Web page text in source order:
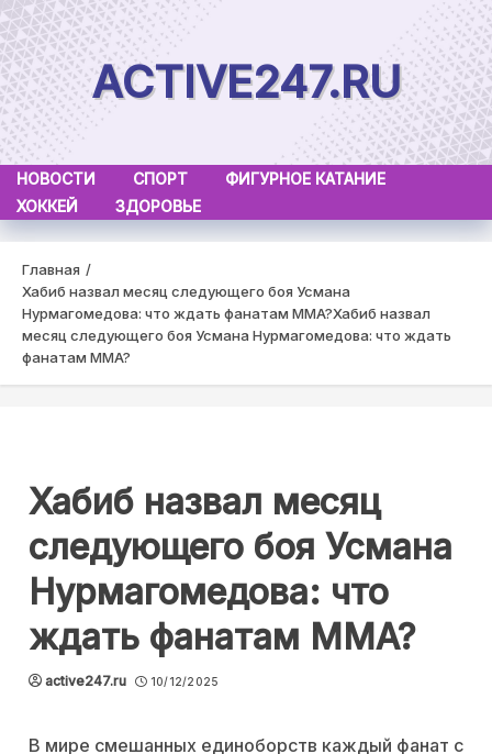
Skip
to
content
ACTIVE247.RU
НОВОСТИ СПОРТ
ФИГУРНОЕ КАТАНИЕ
ХОККЕЙ
ЗДОРОВЬЕ
Главная
Хабиб назвал месяц следующего боя Усмана
Нурмагомедова: что ждать фанатам MMA?Хабиб назвал
месяц следующего боя Усмана Нурмагомедова: что ждать
фанатам MMA?
Хабиб назвал месяц
следующего боя Усмана
Нурмагомедова: что
ждать фанатам MMA?
active247.ru 10/12/2025
В мире смешанных единоборств каждый фанат с